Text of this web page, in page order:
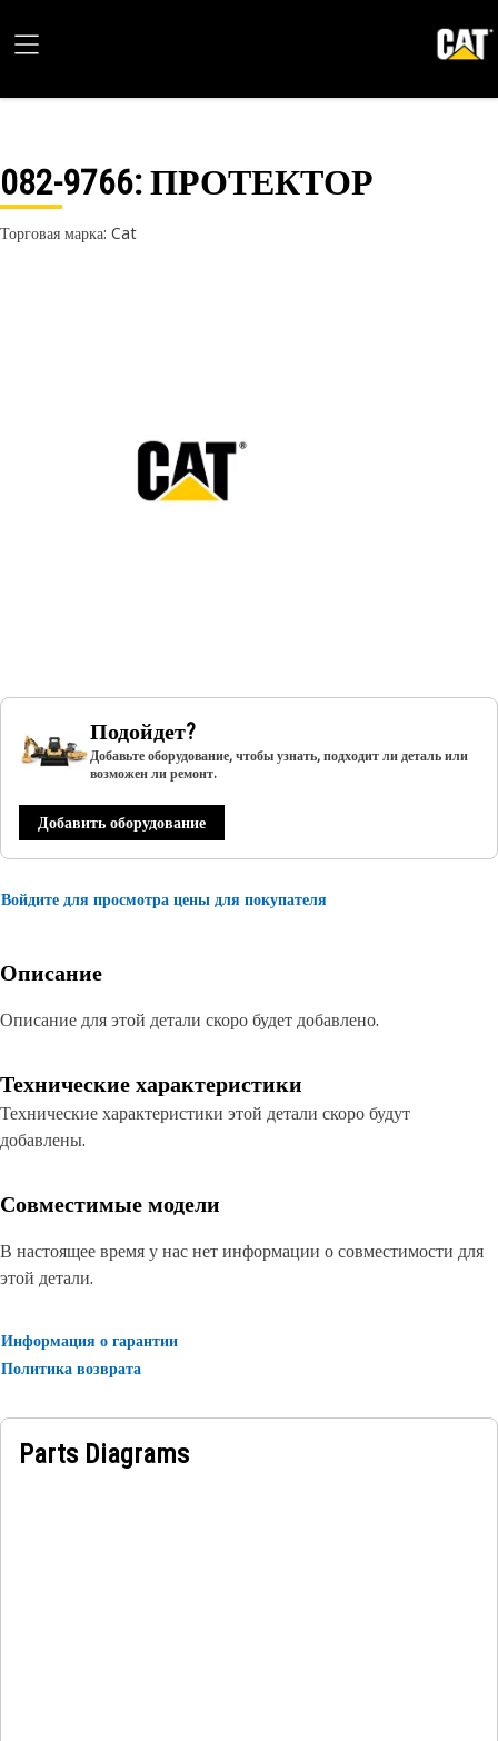
082-9766: ПРОТЕКТОР
Торговая марка: Cat
Подойдет?
Добавьте оборудование, чтобы узнать, подходит ли деталь или
возможен ли ремонт.
Добавить оборудование
Войдите для просмотра цены для покупателя
Описание
Описание для этой детали скоро будет добавлено.
Технические характеристики
Технические характеристики этой детали скоро будут
добавлены.
Совместимые модели
В настоящее время у нас нет информации о совместимости для
этой детали.
Информация о гарантии
Политика возврата
Parts Diagrams